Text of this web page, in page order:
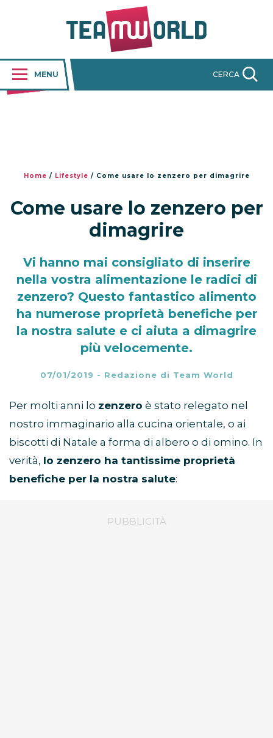
MENU CERCA
Home / Lifestyle / Come usare lo zenzero per dimagrire
Come usare lo zenzero per
dimagrire
Vi hanno mai consigliato di inserire
nella vostra alimentazione le radici di
zenzero? Questo fantastico alimento
ha numerose proprietà benefiche per
la nostra salute e ci aiuta a dimagrire
più velocemente.
07/01/2019 - Redazione di Team World
Per molti anni lo zenzero è stato relegato nel
nostro immaginario alla cucina orientale, o ai
biscotti di Natale a forma di albero o di omino. In
verità, lo zenzero ha tantissime proprietà
benefiche per la nostra salute: